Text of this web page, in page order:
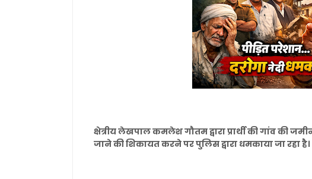
क्षेत्रीय लेखपाल कमलेश गौतम द्वारा प्रार्थी की गांव की
जाने की शिकायत करने पर पुलिस द्वारा धमकाया जा रहा है।